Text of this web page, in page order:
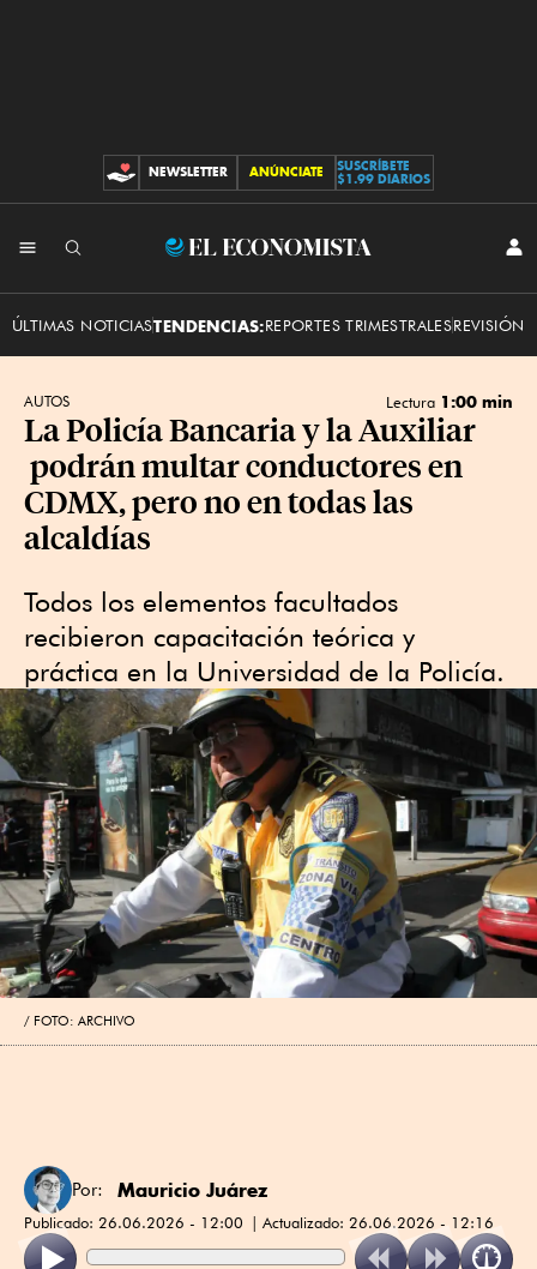
CONTRIBUCIONES
NEWSLETTER ANÚNCIATE
SUSCRÍBETE
$1.99 DIARIOS
El
ÚLTIMAS NOTICIASTENDENCIAS:REPORTES TRIMESTRALESREVISIÓN
AUTOS Lectura 1:00 min
La Policía Bancaria y la Auxiliar
podrán multar conductores en
CDMX, pero no en todas las
alcaldías
Todos los elementos facultados
recibieron capacitación teórica y
práctica en la Universidad de la Policía.
FOTO: ARCHIVO
Por: Mauricio Juárez
Publicado: 26.06.2026 - 12:00 Actualizado: 26.06.2026 - 12:16